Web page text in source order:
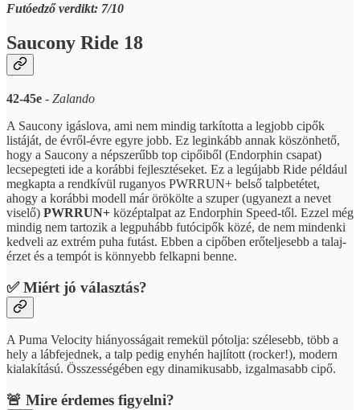
Futóedző verdikt: 7/10
Saucony Ride 18
42-45e - Zalando
A Saucony igáslova, ami nem mindig tarkította a legjobb cipők
listáját, de évről-évre egyre jobb. Ez leginkább annak köszönhető,
hogy a Saucony a népszerűbb top cipőiből (Endorphin csapat)
lecsepegteti ide a korábbi fejlesztéseket. Ez a legújabb Ride például
megkapta a rendkívül ruganyos PWRRUN+ belső talpbetétet,
ahogy a korábbi modell már örökölte a szuper (ugyanezt a nevet
viselő) PWRRUN+ középtalpat az Endorphin Speed-től. Ezzel még
mindig nem tartozik a legpuhább futócipők közé, de nem mindenki
kedveli az extrém puha futást. Ebben a cipőben erőteljesebb a talaj-
érzet és a tempót is könnyebb felkapni benne.
✅ Miért jó választás?
A Puma Velocity hiányosságait remekül pótolja: szélesebb, több a
hely a lábfejednek, a talp pedig enyhén hajlított (rocker!), modern
kialakítású. Összességében egy dinamikusabb, izgalmasabb cipő.
🚨 Mire érdemes figyelni?